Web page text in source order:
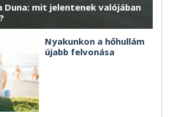
Duna: mit jelentenek valójában
Nyakunkon a hőhullám
újabb felvonása